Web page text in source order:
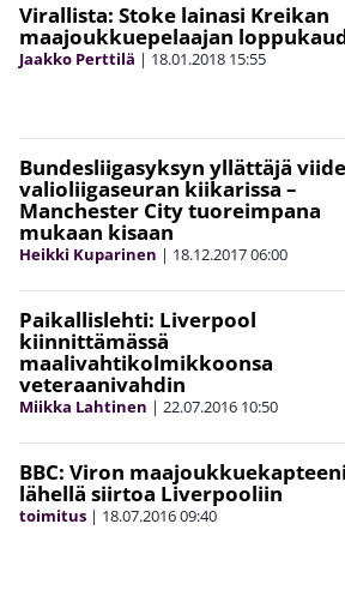
Virallista: Stoke lainasi Kreikan
maajoukkuepelaajan
Jaakko Perttilä | 18.01.2018 15:55
Bundesliigasyksyn yllättäjä
valioliigaseuran kiikarissa –
Manchester City tuoreimpana
mukaan kisaan
Heikki Kuparinen | 18.12.201706:00
Paikallislehti: Liverpool
kiinnittämässä
maalivahtikolmikkoonsa
veteraanivahdin
Miikka Lahtinen | 22.07.2016 10:50
BBC: Viron maajoukkuekapteeni
lähellä siirtoa Liverpooliin
toimitus | 18.07.201609:40